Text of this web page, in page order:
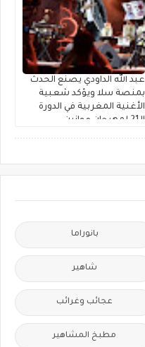
عبد الله الداودي يصنع الحدث
بمنصة سلا ويؤكد شعبية
الأغنية المغربية في الدورة
الـ21 لمهرجان موازين
بانوراما
شاهير
عجائب وغرائب
مطبخ المشاهير